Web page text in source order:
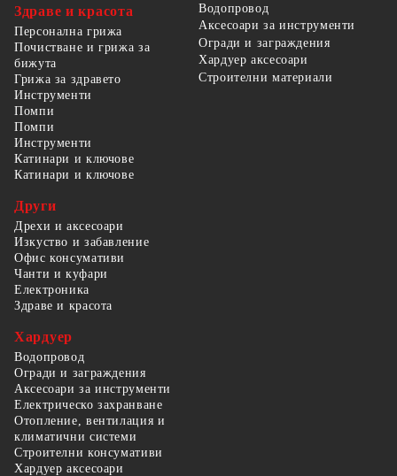
Здраве и красота
Персонална грижа
Почистване и грижа за
бижута
Грижа за здравето
Водопровод
Аксесоари за инструменти
Огради и заграждения
Хардуер аксесоари
Строителни материали
Инструменти
Помпи
Помпи
Инструменти
Катинари и ключове
Катинари и ключове
Други
Дрехи и аксесоари
Изкуство и забавление
Офис консумативи
Чанти и куфари
Електроника
Здраве и красота
Хардуер
Водопровод
Огради и заграждения
Аксесоари за инструменти
Електрическо захранване
Отопление, вентилация и
климатични системи
Строителни консумативи
Хардуер аксесоари